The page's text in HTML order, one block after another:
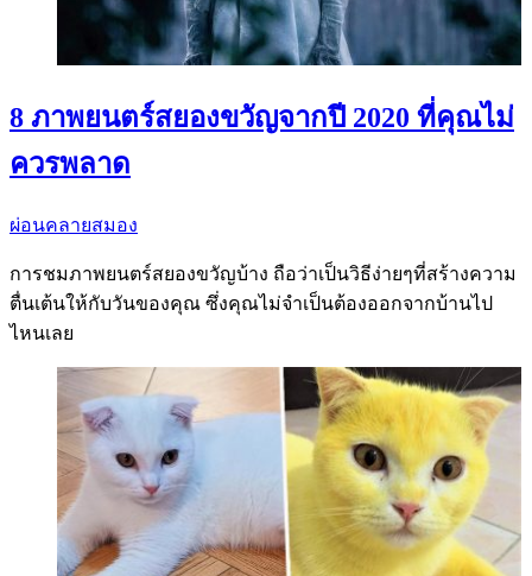
8 ภาพยนตร์สยองขวัญจากปี 2020 ที่คุณไม่
ควรพลาด
ผ่อนคลายสมอง
การชมภาพยนตร์สยองขวัญบ้าง ถือว่าเป็นวิธีง่ายๆที่สร้างความ
ตื่นเต้นให้กับวันของคุณ ซึ่งคุณไม่จำเป็นต้องออกจากบ้านไป
ไหนเลย